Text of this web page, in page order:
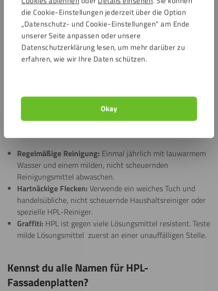
die Cookie-Einstellungen jederzeit über die Option
„Datenschutz- und Cookie-Einstellungen" am Ende
unserer Seite anpassen oder unsere
Datenschutzerklärung lesen, um mehr darüber zu
erfahren, wie wir Ihre Daten schützen.
Okay
Rückbaubar:Aufgrund ihrer Robustheit und
Formstabilität sind HPL-Fassadenteile leicht und sauber
rückbaubar und können bei Sanierungen einfach
ausgetauscht werden.
HPL Fassadenplatten sind aufgrund ihrer geschlossenen
Oberfläche und Chemikalienbeständigkeit äußerst
Regelmäßige Reinigung: Einmal jährlich mit lauwarmem
Wasser und einem milden, nicht scheuernden
Reinigungsmittel abwaschen.
Hartnäckige Flecken: Verwende ein weiches Tuch und
handelsübliche, nicht scheuernde Haushaltsreiniger oder
spezielle HPL-Reiniger.
Graffiti: HPL ist gegen viele Lösungsmittel resistent. Teste
milde Lösungsmittel zuerst an einer unauffälligen Stelle.
Kennst du alle Namen für HPL-
Fassadenplatten?